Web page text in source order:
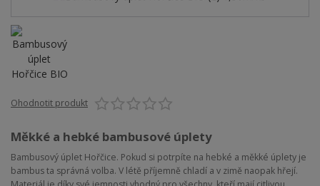
Ohodnotit produkt
Měkké a hebké bambusové úplety
Bambusový úplet Hořčice. Pokud si potrpíte na hebké a měkké úplety je
bambus ta správná volba. V létě příjemně chladí a v zimě naopak hřejí.